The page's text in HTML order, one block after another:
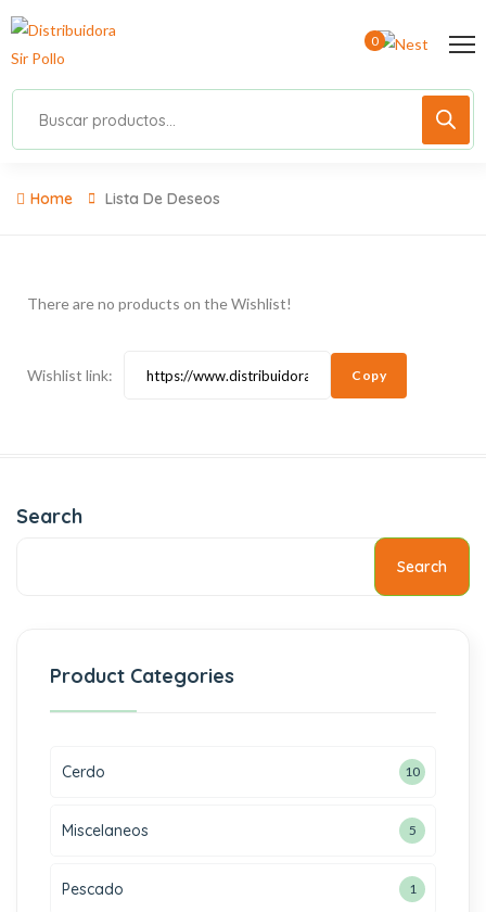
0
Home Lista De Deseos
There are no products on the Wishlist!
Wishlist link: Copy
Search
Search
Product Categories
Cerdo 10
Miscelaneos 5
Pescado 1